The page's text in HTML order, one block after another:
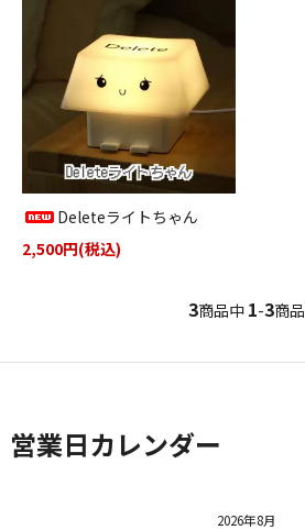
Deleteライトちゃん
2,500円(税込)
3商品中 1-3商品
営業日カレンダー
2026年8月